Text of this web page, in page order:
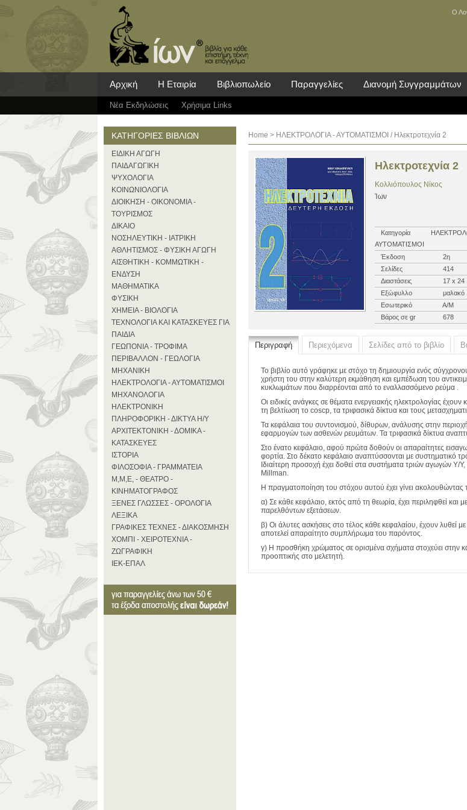
Ο
Αρχική Η Εταιρία Βιβλιοπωλείο Παραγγελίες Διανομή Συγγραμμάτων
Νέα Eκδηλώσεις Χρήσιμα Links
ΚΑΤΗΓΟΡΙΕΣ ΒΙΒΛΙΩΝ
ΕΙΔΙΚΗ ΑΓΩΓΗ
ΠΑΙΔΑΓΩΓΙΚΗ
ΨΥΧΟΛΟΓΙΑ
ΚΟΙΝΩΝΙΟΛΟΓΙΑ
ΔΙΟΙΚΗΣΗ - ΟΙΚΟΝΟΜΙΑ -
ΤΟΥΡΙΣΜΟΣ
ΔΙΚΑΙΟ
ΝΟΣΗΛΕΥΤΙΚΗ - ΙΑΤΡΙΚΗ
ΑΘΛΗΤΙΣΜΟΣ - ΦΥΣΙΚΗ ΑΓΩΓΗ
ΑΙΣΘΗΤΙΚΗ - ΚΟΜΜΩΤΙΚΗ -
ΕΝΔΥΣΗ
ΜΑΘΗΜΑΤΙΚΑ
ΦΥΣΙΚΗ
ΧΗΜΕΙΑ - ΒΙΟΛΟΓΙΑ
ΤΕΧΝΟΛΟΓΙΑ ΚΑΙ ΚΑΤΑΣΚΕΥΕΣ ΓΙΑ
ΠΑΙΔΙΑ
ΓΕΩΠΟΝΙΑ - ΤΡΟΦΙΜΑ
ΠΕΡΙΒΑΛΛΟΝ - ΓΕΩΛΟΓΙΑ
ΜΗΧΑΝΙΚΗ
ΗΛΕΚΤΡΟΛΟΓΙΑ - ΑΥΤΟΜΑΤΙΣΜΟΙ
ΜΗΧΑΝΟΛΟΓΙΑ
ΗΛΕΚΤΡΟΝΙΚΗ
ΠΛΗΡΟΦΟΡΙΚΗ - ΔΙΚΤΥΑ Η/Υ
ΑΡΧΙΤΕΚΤΟΝΙΚΗ - ΔΟΜΙΚΑ -
ΚΑΤΑΣΚΕΥΕΣ
ΙΣΤΟΡΙΑ
ΦΙΛΟΣΟΦΙΑ - ΓΡΑΜΜΑΤΕΙΑ
Μ,Μ,Ε, - ΘΕΑΤΡΟ -
ΚΙΝΗΜΑΤΟΓΡΑΦΟΣ
ΞΕΝΕΣ ΓΛΩΣΣΕΣ - ΟΡΟΛΟΓΙΑ
ΛΕΞΙΚΑ
ΓΡΑΦΙΚΕΣ ΤΕΧΝΕΣ - ΔΙΑΚΟΣΜΗΣΗ
ΧΟΜΠΙ - ΧΕΙΡΟΤΕΧΝΙΑ -
ΖΩΓΡΑΦΙΚΗ
ΙΕΚ-ΕΠΑΛ
Home > ΗΛΕΚΤΡΟΛΟΓΙΑ - ΑΥΤΟΜΑΤΙΣΜΟΙ / Ηλεκτροτεχνία 2
Ηλεκτροτεχνία 2
Κολλιόπουλος Νίκος
Ίων
Κατηγορία
ΑΥΤΟΜΑΤΙΣΜΟΙ
Έκδοση
2η
Σελίδες
414
Διαστάσεις
17 x 24
Εξώφυλλο
μαλακό
Εσωτερικό
Α/Μ
Βάρος σε gr
678
Περιγραφή Περιεχόμενα Σελίδες από το βιβλίο
Το βιβλίο αυτό γράφηκε με στόχο τη δημιουργία ενός
χρήστη του στην καλύτερη εκμάθηση και εμπέδωση του
κυκλωμάτων που διαρρέονται από το εναλλασσόμενο ρεύμα .
Οι ειδικές ανάγκες σε θέματα ενεργειακής ηλεκτρολογίας
τη βελτίωση το coscp, τα τριφασικά δίκτυα και τους
Τα κεφάλαια του συντονισμού, δίθυρων, ανάλυσης στην
εφαρμογών των ασθενών ρευμάτων. Τα τριφασικά δίκτυα
Στο ένατο κεφάλαιο, αφού πρώτα δοθούν οι απαραίτητες
φορτία. Στο δέκατο κεφάλαιο αναπτύσσονται με συστηματικό
Ιδιαίτερη προσοχή έχει δοθεί στα συστήματα τριών αγωγών
Millman.
Η πραγματοποίηση του στόχου αυτού έχει γίνει ακολουθώντας
α) Σε κάθε κεφάλαιο, εκτός από τη θεωρία, έχει περιληφθεί
παρελθόντων εξετάσεων.
β) Οι άλυτες ασκήσεις στο τέλος κάθε κεφαλαίου, έχουν λυθεί
αποτελεί απαραίτητο συμπλήρωμα του παρόντος.
γ) Η προσθήκη χρώματος σε ορισμένα σχήματα στοχεύει στην
προοπτικής στο μελετητή.